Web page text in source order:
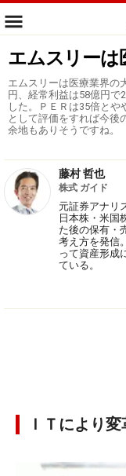
エムスリーは
エムスリーは医療業界の
円、経常利益は58億円で
した。ＰＥＲは35倍と
として評価をすれば今後
余地もありそうですね。
藤村 哲也
株式 ガイド
元証券アナリ
日本株・米国
た後の保有・
考え方を発信
って資産形成
ている。
ＩＴにより